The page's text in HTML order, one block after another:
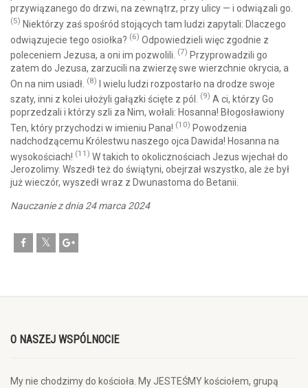
przywiązanego do drzwi, na zewnątrz, przy ulicy — i odwiązali go.
(5) Niektórzy zaś spośród stojących tam ludzi zapytali: Dlaczego
odwiązujecie tego osiołka? (6) Odpowiedzieli więc zgodnie z
poleceniem Jezusa, a oni im pozwolili. (7) Przyprowadzili go
zatem do Jezusa, zarzucili na zwierzę swe wierzchnie okrycia, a
On na nim usiadł. (8) I wielu ludzi rozpostarło na drodze swoje
szaty, inni z kolei ułożyli gałązki ścięte z pól.
(9) A ci, którzy Go
poprzedzali i którzy szli za Nim, wołali: Hosanna! Błogosławiony
Ten, który przychodzi w imieniu Pana! (10) Powodzenia
nadchodzącemu Królestwu naszego ojca Dawida! Hosanna na
wysokościach! (11) W takich to okolicznościach Jezus wjechał do
Jerozolimy. Wszedł też do świątyni, obejrzał wszystko, ale że był
już wieczór, wyszedł wraz z Dwunastoma do Betanii.
Nauczanie z dnia 24 marca 2024
O NASZEJ WSPÓLNOCIE
My nie chodzimy do kościoła. My JESTEŚMY kościołem, grupą